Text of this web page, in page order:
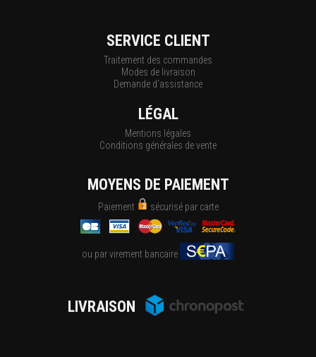
SERVICE CLIENT
Traitement des commandes
Modes de livraison
Demande d'assistance
LÉGAL
Mentions légales
Conditions générales de vente
MOYENS DE PAIEMENT
Paiement sécurisé par carte
ou par virement bancaire
LIVRAISON